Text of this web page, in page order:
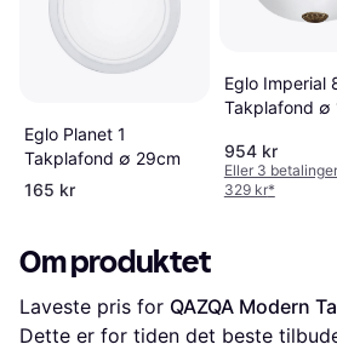
Eglo Planet 1
Takplafond ∅ 29cm
165 kr
Eglo Imperial
Takplafond ∅
954 kr
Eller 3
329 kr*
Om produktet
Laveste pris for QAZQA Modern
Dette er for tiden det beste